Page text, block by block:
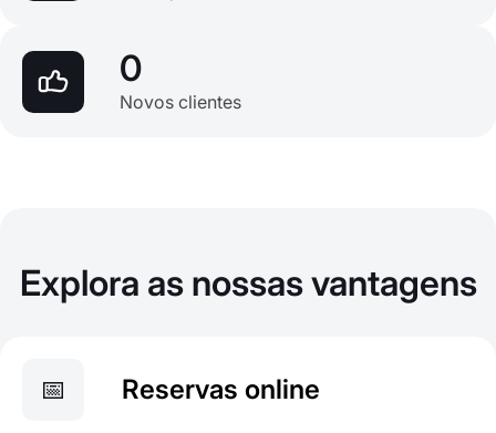
0
Novos clientes
Explora as nossas vantagens
📅 Reservas online